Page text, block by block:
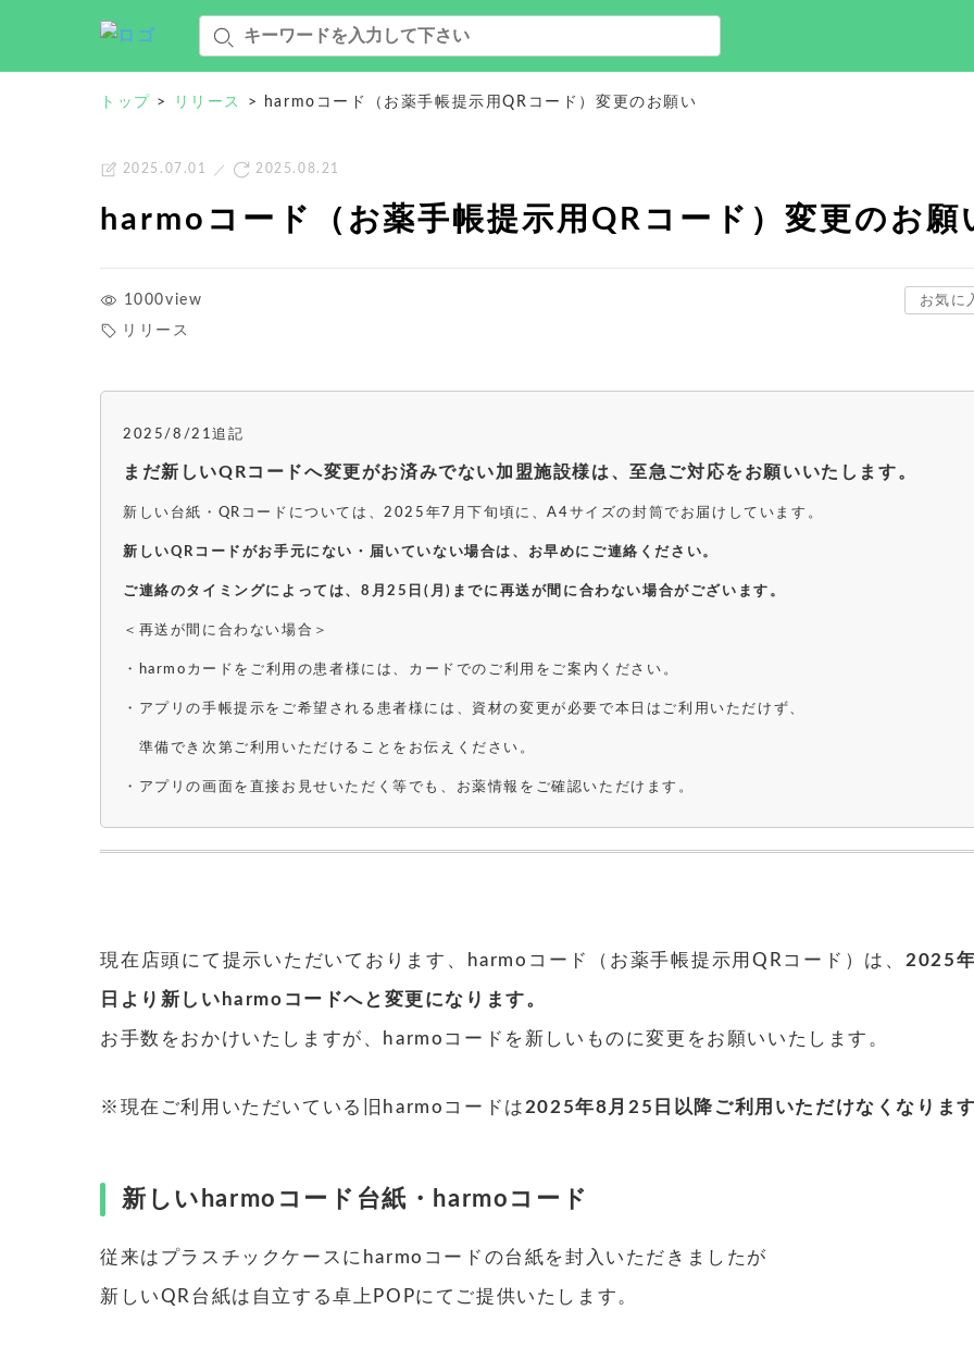
トップ > リリース > harmoコード（お薬手帳提示用QRコード）変更のお願い
2025.07.01 2025.08.21
harmoコード（お薬手帳提示用QRコード）変更のお願
1000view
リリース
お気に
2025/8/21追記
まだ新しいQRコードへ変更がお済みでない加盟施設様は、至急ご対応をお願いいたします。
新しい台紙・QRコードについては、2025年7月下旬頃に、A4サイズの封筒でお届けしています。
新しいQRコードがお手元にない・届いていない場合は、お早めにご連絡ください。
ご連絡のタイミングによっては、8月25日(月)までに再送が間に合わない場合がございます。
＜再送が間に合わない場合＞
・harmoカードをご利用の患者様には、カードでのご利用をご案内ください。
・アプリの手帳提示をご希望される患者様には、資材の変更が必要で本日はご利用いただけず、
準備でき次第ご利用いただけることをお伝えください。
・アプリの画面を直接お見せいただく等でも、お薬情報をご確認いただけます。
現在店頭にて提示いただいております、harmoコード（お薬手帳提示用QRコード）は、 2025
日より新しいharmoコードへと変更になります。
お手数をおかけいたしますが、harmoコードを新しいものに変更をお願いいたします。
※現在ご利用いただいている旧harmoコードは 2025年8月25日以降ご利用いただけなくなりま
新しいharmoコード台紙・harmoコード
従来はプラスチックケースにharmoコードの台紙を封入いただきましたが
新しいQR台紙は自立する卓上POPにてご提供いたします。